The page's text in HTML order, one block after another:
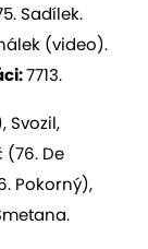
Sadílek.
(video).
7713.
Svozil,
(76. De
Pokorný),